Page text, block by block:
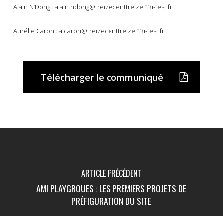
Alain N’Dong: alain.ndong@treizecenttreize.13i-test.fr
Aurélie Caron : a.caron@treizecenttreize.13i-test.fr
Télécharger le communiqué
ARTICLE PRÉCÉDENT
AMI PLAYGROUES : LES PREMIERS PROJETS DE
PRÉFIGURATION DU SITE